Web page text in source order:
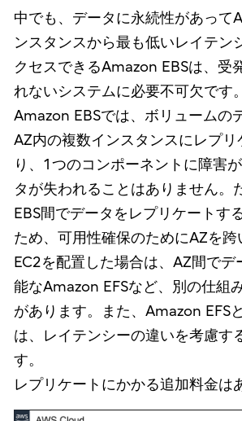
中でも、データに永続性があって
ンスタンスから最も低いレイテン
クセスできるAmazon EBSは、受
れないシステムに必要不可欠です。
Amazon EBSでは、ボリュームの
AZ内の複数インスタンスにレプリ
り、1つのコンポーネントに障害
タが失われることはありません。
EBS間でデータをレプリケートす
ため、可用性確保のためにAZを
EC2を配置した場合は、AZ間でデ
能なAmazon EFSなど、別の仕組
があります。また、Amazon EFS
は、レイテンシーの違いを考慮す
す。
レプリケートにかかる追加料金は